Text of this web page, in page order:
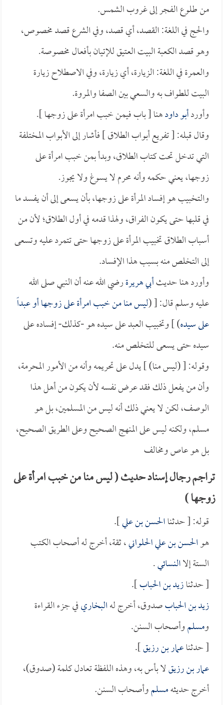
من طلوع الفجر إلى غروب الشمس.
والحج في اللغة: القصد، أي قصد، وفي الشرع قصد مخصوص،
وهو قصد الكعبة البيت العتيق للإتيان بأفعال مخصوصة.
والعمرة في اللغة: الزيارة، أي زيارة، وفي الاصطلاح زيارة
البيت للطواف به والسعي بين الصفا والمروة.
وأوردأبو داودهنا [ باب فيمن خبب امرأة على زوجها ].
وقال قبله: [ تفريع أبواب الطلاق ] فأشار إلى الأبواب المختلفة
التي تدخل تحت كتاب الطلاق، وبدأ بمن خبب امرأة على
زوجها، يعني حكمه وأنه محرم لا يسوغ ولا يجوز.
والتخبيب هو إفساد المرأة على زوجها، بأن يسعى إلى أن يفسد ما
في قلبها حتى يكون الفراق، ولهذا قدمه في أول الطلاق؛ لأن من
أسباب الطلاق تخبيب المرأة على زوجها حتى تتمرد عليه وتسعى
إلى التخلص منه بسبب هذا الإفساد.
وأورد هنا حديثأبي هريرةرضي الله عنه أن النبي صلى الله
عليه وسلم قال: [ (ليس منا من خبب امرأة على زوجها أو عبداً
على سيده) ] وتخبيب العبد على سيده هو -كذلك- إفساده على
سيده حتى يسعى للتخلص منه.
وقوله: [ (ليس منا) ] يدل على تحريمه وأنه من الأمور المحرمة،
وأن من يفعل ذلك فقد عرض نفسه لأن يكون من أهل هذا
الوصف، لكن لا يعني ذلك أنه ليس من المسلمين، بل هو
مسلم، ولكنه ليس على المنهج الصحيح وعلى الطريق الصحيح،
بل هو عاص ومخالف
تراجم رجال إسناد حديث ( ليس منا من خبب امرأة على
زوجها )
قوله: [ حدثناالحسن بن علي].
هوالحسن بن علي الحلواني، ثقة، أخرج له أصحاب الكتب
الستة إلاالنسائي.
[ حدثنازيد بن الحباب].
زيد بن الحبابصدوق، أخرج لهالبخاريفي جزء القراءة
ومسلموأصحاب السنن.
[ حدثناعمار بن رزيق].
عمار بن رزيقلا بأس به، وهذه اللفظة تعادل كلمة (صدوق)،
أخرج حديثهمسلموأصحاب السنن.